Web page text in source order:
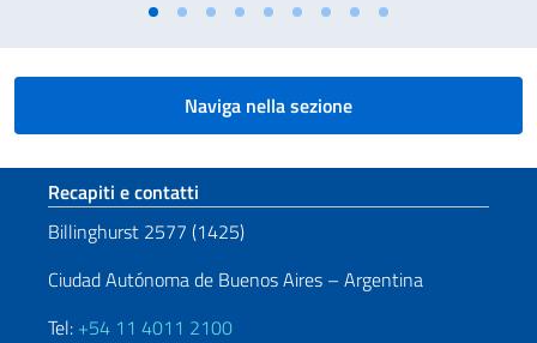
Naviga nella sezione
Sezione footer
Recapiti e contatti
Billinghurst 2577 (1425)
Ciudad Autónoma de Buenos Aires – Argentina
Tel: +54 11 4011 2100